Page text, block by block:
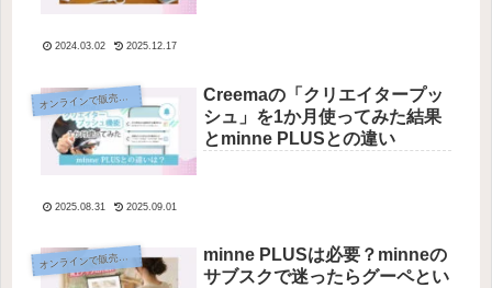
2024.03.02 2025.12.17
オ
ンラインで販売する
Creemaの「クリエイタープッ
シュ」を1か月使ってみた結果
とminne PLUSとの違い
2025.08.31 2025.09.01
オ
ンラインで販売する
minne PLUSは必要？minneの
サブスクで迷ったらグーペとい